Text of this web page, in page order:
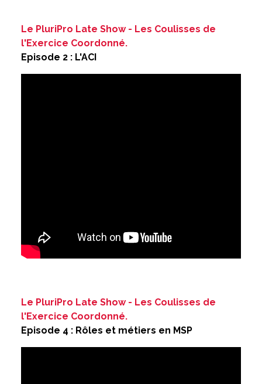
Le PluriPro Late Show - Les Coulisses de
l'Exercice Coordonné.
Episode 2 : L'ACI
Le PluriPro Late Show - Les Coulisses de
l'Exercice Coordonné.
Episode 4 : Rôles et métiers en MSP